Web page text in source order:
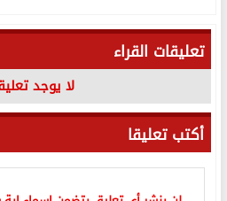
تعليقات القراء
لا يوجد
أكتب تعليقا